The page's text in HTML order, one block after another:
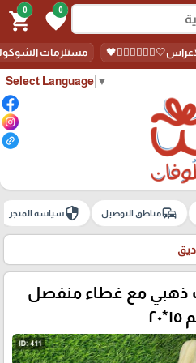
Select Language ▼
0
favorite
0
shopping_cart
مستلزمات
commuteمناطق التوصيل securityسياسة المتجر
ذهبي مع غطاء منفصل